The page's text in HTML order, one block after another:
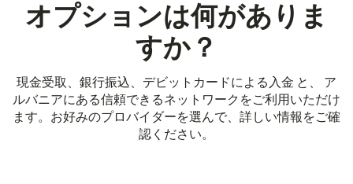
オプションは何がありま
すか？
現金受取、銀行振込、デビットカードによる入金 と、 ア
ルバニアにある信頼できるネットワークをご利用いただけ
ます。お好みのプロバイダーを選んで、詳しい情報をご確
認ください。